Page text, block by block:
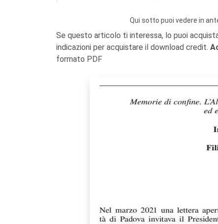
Qui sotto puoi vedere in
Se questo articolo ti interessa, lo puoi
indicazioni per acquistare il download credit.
formato PDF